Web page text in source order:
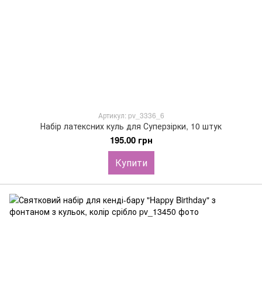
Артикул: pv_3336_6
Набір латексних куль для Суперзірки, 10 штук
195.00 грн
Купити